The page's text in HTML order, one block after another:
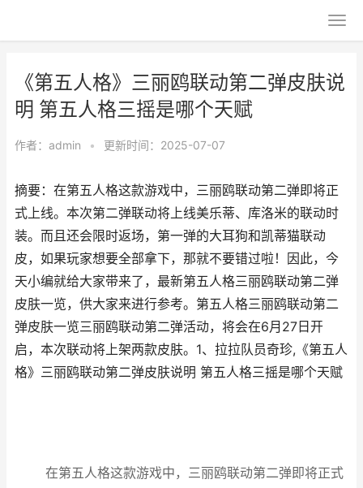
《第五人格》三丽鸥联动第二弹皮肤说
明 第五人格三摇是哪个天赋
作者： admin • 更新时间：2025-07-07
摘要：在第五人格这款游戏中，三丽鸥联动第二弹即将正
式上线。本次第二弹联动将上线美乐蒂、库洛米的联动时
装。而且还会限时返场，第一弹的大耳狗和凯蒂猫联动
皮，如果玩家想要全部拿下，那就不要错过啦！因此，今
天小编就给大家带来了，最新第五人格三丽鸥联动第二弹
皮肤一览，供大家来进行参考。第五人格三丽鸥联动第二
弹皮肤一览三丽鸥联动第二弹活动，将会在6月27日开
启，本次联动将上架两款皮肤。1、拉拉队员奇珍,《第五人
格》三丽鸥联动第二弹皮肤说明 第五人格三摇是哪个天赋
在第五人格这款游戏中，三丽鸥联动第二弹即将正式